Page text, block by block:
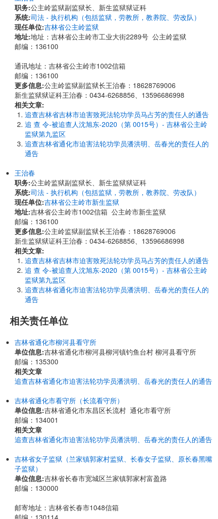
职务:公主岭监狱副监狱长、新生监狱狱证科
系统:司法 - 执行机构（包括监狱，劳教所，教养院、劳改队）
现任单位:吉林省公主岭监狱
地址:地址：吉林省公主岭市工业大街2289号 公主岭监狱
邮编：136100
通讯地址：吉林省公主岭市1002信箱
邮编：136100
更多信息:公主岭监狱副监狱长王治春：18628769006
新生监狱狱证科王治春：0434-6268856、13596686998
相关文章:
追查吉林省吉林市迫害致死法轮功学员马占芳的责任人的通告
追 查 令-被追查人沈旭东-2020（第 0015号）- 吉林省公主岭
监狱第九监区
追查吉林省通化市迫害法轮功学员潘洪明、岳春光的责任人的
通告
王治春
职务:公主岭监狱副监狱长、新生监狱狱证科
系统:司法 - 执行机构（包括监狱，劳教所，教养院、劳改队）
现任单位:吉林省公主岭市新生监狱
地址:吉林省公主岭市1002信箱 公主岭市新生监狱
邮编：136100
更多信息:公主岭监狱副监狱长王治春：18628769006
新生监狱狱证科王治春：0434-6268856、13596686998
相关文章:
追查吉林省吉林市迫害致死法轮功学员马占芳的责任人的通告
追 查 令-被追查人沈旭东-2020（第 0015号）- 吉林省公主岭
监狱第九监区
追查吉林省通化市迫害法轮功学员潘洪明、岳春光的责任人的
通告
相关责任单位
吉林省通化市柳河县看守所
单位信息:吉林省通化市柳河县柳河镇钓鱼台村 柳河县看守所
邮编：135300
相关文章
追查吉林省通化市迫害法轮功学员潘洪明、岳春光的责任人的通告
吉林省通化市看守所（长流看守所）
单位信息:吉林省通化市东昌区长流村 通化市看守所
邮编：134001
相关文章
追查吉林省通化市迫害法轮功学员潘洪明、岳春光的责任人的通告
吉林省女子监狱（兰家镇郭家村监狱、长春女子监狱、原长春黑嘴
子监狱）
单位信息:吉林省长春市宽城区兰家镇郭家村富盈路
邮编：130000
邮寄地址：吉林省长春市1048信箱
邮编：130114